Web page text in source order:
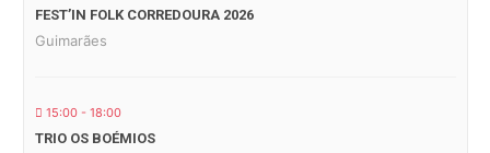
FEST’IN FOLK CORREDOURA 2026
Guimarães
15:00 - 18:00
TRIO OS BOÉMIOS